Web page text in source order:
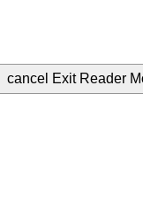
cancel Exit Reader